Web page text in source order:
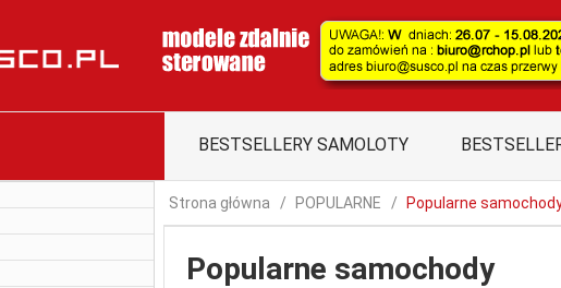
BESTSELLERY SAMOLOTY
Strona główna POPULARNE Popularne
Popularne samochody